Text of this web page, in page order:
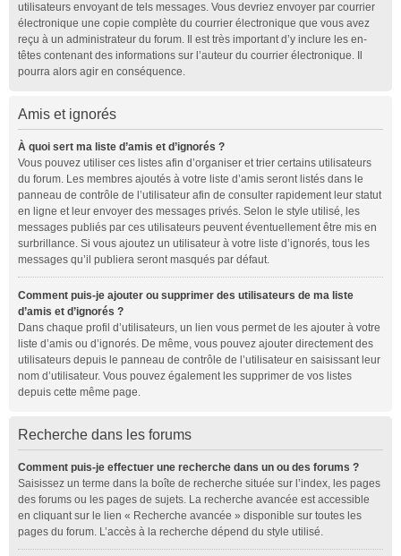
utilisateurs envoyant de tels messages. Vous devriez envoyer par courrier
électronique une copie complète du courrier électronique que vous avez
reçu à un administrateur du forum. Il est très important d’y inclure les en-
têtes contenant des informations sur l’auteur du courrier électronique. Il
pourra alors agir en conséquence.
Amis et ignorés
À quoi sert ma liste d’amis et d’ignorés ?
Vous pouvez utiliser ces listes afin d’organiser et trier certains utilisateurs
du forum. Les membres ajoutés à votre liste d’amis seront listés dans le
panneau de contrôle de l’utilisateur afin de consulter rapidement leur statut
en ligne et leur envoyer des messages privés. Selon le style utilisé, les
messages publiés par ces utilisateurs peuvent éventuellement être mis en
surbrillance. Si vous ajoutez un utilisateur à votre liste d’ignorés, tous les
messages qu’il publiera seront masqués par défaut.
Comment puis-je ajouter ou supprimer des utilisateurs de ma liste
d’amis et d’ignorés ?
Dans chaque profil d’utilisateurs, un lien vous permet de les ajouter à votre
liste d’amis ou d’ignorés. De même, vous pouvez ajouter directement des
utilisateurs depuis le panneau de contrôle de l’utilisateur en saisissant leur
nom d’utilisateur. Vous pouvez également les supprimer de vos listes
depuis cette même page.
Recherche dans les forums
Comment puis-je effectuer une recherche dans un ou des forums ?
Saisissez un terme dans la boîte de recherche située sur l’index, les pages
des forums ou les pages de sujets. La recherche avancée est accessible
en cliquant sur le lien « Recherche avancée » disponible sur toutes les
pages du forum. L’accès à la recherche dépend du style utilisé.